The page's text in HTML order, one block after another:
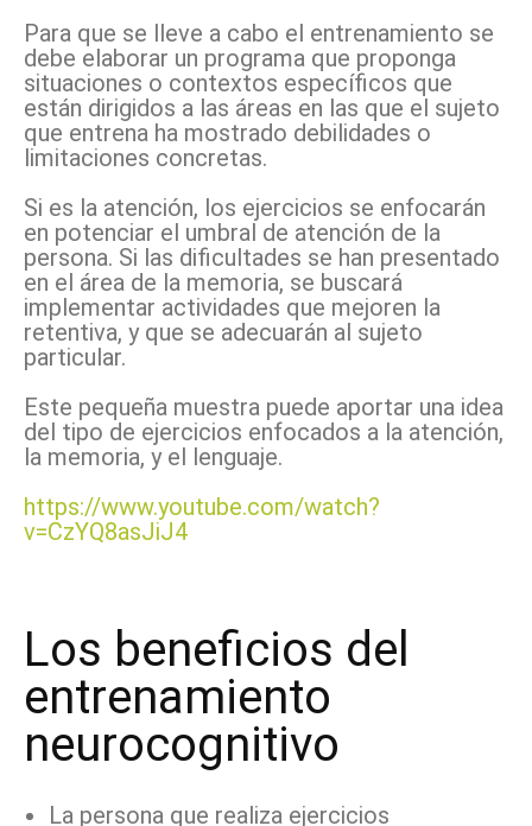
Para que se lleve a cabo el entrenamiento se
debe elaborar un programa que proponga
situaciones o contextos específicos que
están dirigidos a las áreas en las que el sujeto
que entrena ha mostrado debilidades o
limitaciones concretas.
Si es la atención, los ejercicios se enfocarán
en potenciar el umbral de atención de la
persona. Si las dificultades se han presentado
en el área de la memoria, se buscará
implementar actividades que mejoren la
retentiva, y que se adecuarán al sujeto
particular.
Este pequeña muestra puede aportar una idea
del tipo de ejercicios enfocados a la atención,
la memoria, y el lenguaje.
https://www.youtube.com/watch?
v=CzYQ8asJiJ4
Los beneficios del
entrenamiento
neurocognitivo
La persona que realiza ejercicios